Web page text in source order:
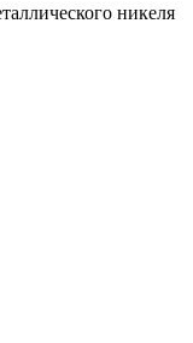
никеля